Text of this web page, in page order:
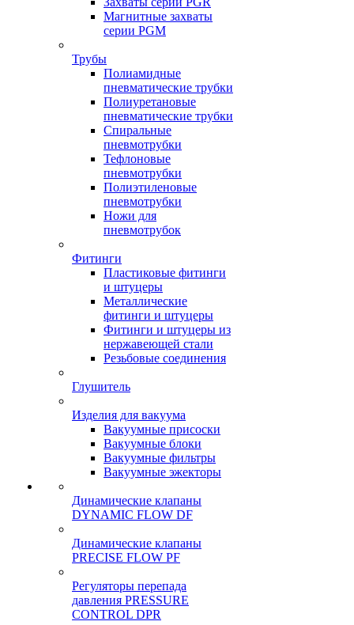
Магнитные захваты
серии PGM
Трубы
Полиамидные
пневматические трубки
Полиуретановые
пневматические трубки
Спиральные
пневмотрубки
Тефлоновые
пневмотрубки
Полиэтиленовые
пневмотрубки
Ножи для
пневмотрубок
Фитинги
Пластиковые фитинги
и штуцеры
Металлические
фитинги и штуцеры
Фитинги и штуцеры из
нержавеющей стали
Резьбовые соединения
Глушитель
Изделия для вакуума
Вакуумные присоски
Вакуумные блоки
Вакуумные фильтры
Вакуумные эжекторы
Динамические клапаны
DYNAMIC FLOW DF
Динамические клапаны
PRECISE FLOW PF
Регуляторы перепада
давления PRESSURE
CONTROL DPR